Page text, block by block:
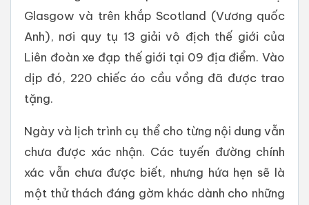
Glasgow và trên khắp Scotland (Vương quốc
Anh), nơi quy tụ 13 giải vô địch thế giới của
Liên đoàn xe đạp thế giới tại 09 địa điểm. Vào
dịp đó, 220 chiếc áo cầu vồng đã được trao
tặng.
Ngày và lịch trình cụ thể cho từng nội dung vẫn
chưa được xác nhận. Các tuyến đường chính
xác vẫn chưa được biết, nhưng hứa hẹn sẽ là
một thử thách đáng gờm khác dành cho những